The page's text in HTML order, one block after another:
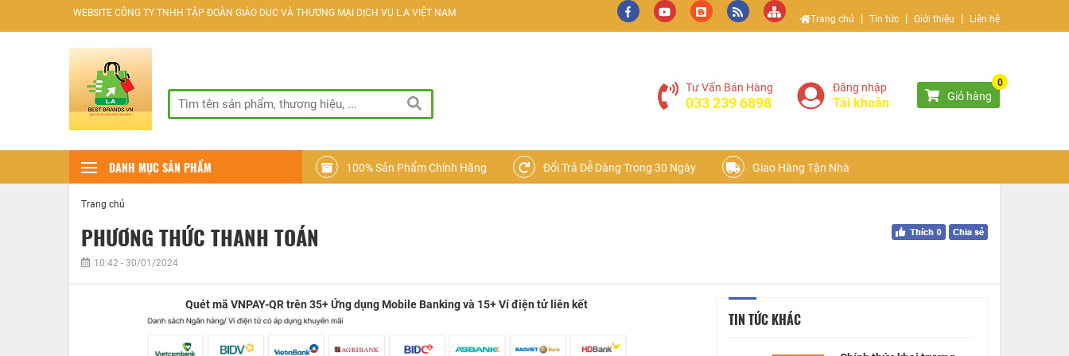
WEBSITE CÔNG TY TNHH TẬP ĐOÀN GIÁO DỤC VÀ THƯƠNG MẠI DỊCH VỤ L.A VIỆT NAM
Trang chủ | Tin tức | Giới thiệu | Liên hệ
Tư Vấn Bán Hàng
033 239 6898
Đăng nhập
Tài khoản Giỏ hàng
0
100% Sản Phẩm Chính Hãng Đổi Trả Dễ Dàng Trong 30 Ngày Giao Hàng Tận Nhà
DANH MỤC SẢN PHẨM
Trang chủ
PHƯƠNG THỨC THANH TOÁN
10:42 - 30/01/2024
Quét mã VNPAY-QR trên 35+ Ứng dụng Mobile Banking và 15+ Ví điện tử liên kết
TIN TỨC KHÁC